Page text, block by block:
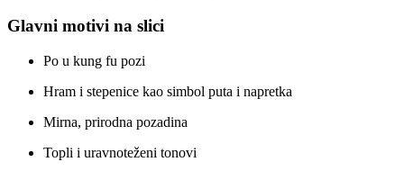
Glavni motivi na slici
Po u kung fu pozi
Hram i stepenice kao simbol puta i napretka
Mirna, prirodna pozadina
Topli i uravnoteženi tonovi